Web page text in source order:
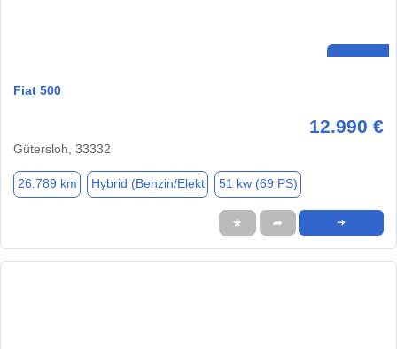
Fiat 500
12.990 €
Gütersloh, 33332
26.789 km Hybrid (Benzin/Elekt 51 kw (69 PS)
★ ➦ ➜